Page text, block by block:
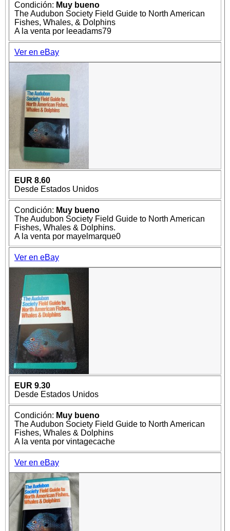
Condición: Muy bueno
The Audubon Society Field Guide to North American
Fishes, Whales, & Dolphins
A la venta por leeadams79
Ver en eBay
EUR 8.60
Desde Estados Unidos
Condición: Muy bueno
The Audubon Society Field Guide to North American
Fishes, Whales & Dolphins.
A la venta por mayelmarque0
Ver en eBay
EUR 9.30
Desde Estados Unidos
Condición: Muy bueno
The Audubon Society Field Guide to North American
Fishes, Whales & Dolphins
A la venta por vintagecache
Ver en eBay